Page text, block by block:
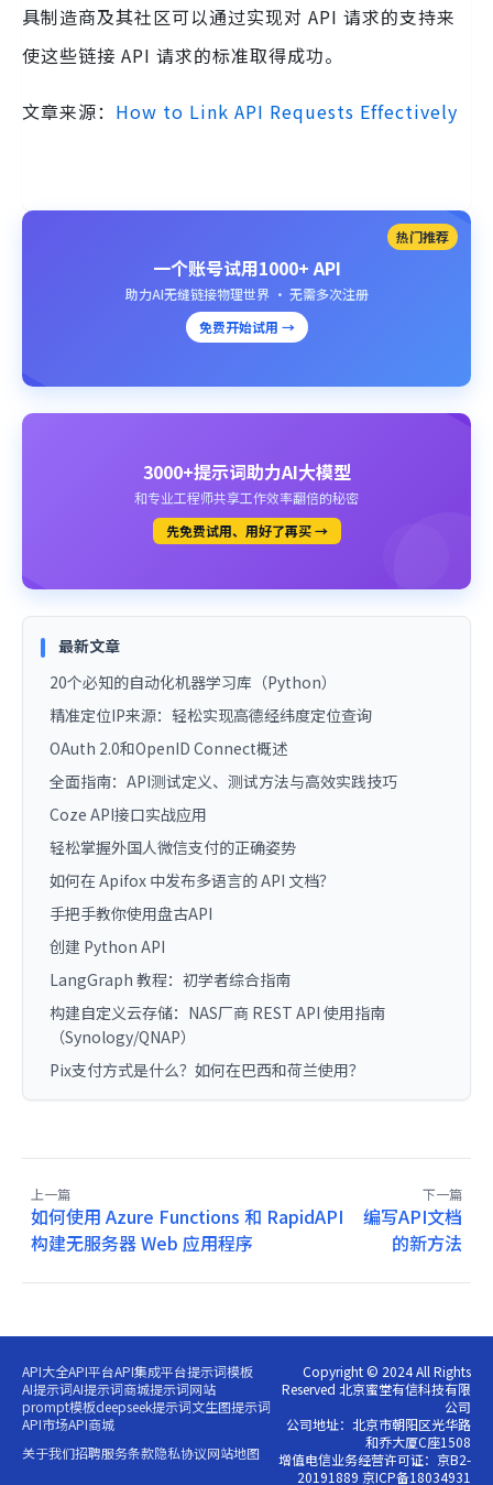
具制造商及其社区可以通过实现对 API 请求的支持来
使这些链接 API 请求的标准取得成功。
文章来源： How to Link API Requests Effectively
热门推荐
一个账号试用1000+ API
助力AI无缝链接物理世界 · 无需多次注册
免费开始试用 →
3000+提示词助力AI大模型
和专业工程师共享工作效率翻倍的秘密
先免费试用、用好了再买 →
最新文章
20个必知的自动化机器学习库（Python）
精准定位IP来源：轻松实现高德经纬度定位查询
OAuth 2.0和OpenID Connect概述
全面指南：API测试定义、测试方法与高效实践技巧
Coze API接口实战应用
轻松掌握外国人微信支付的正确姿势
如何在 Apifox 中发布多语言的 API 文档？
手把手教你使用盘古API
创建 Python API
LangGraph 教程：初学者综合指南
构建自定义云存储：NAS厂商 REST API 使用指南
（Synology/QNAP）
Pix支付方式是什么？如何在巴西和荷兰使用？
上一篇
如何使用 Azure Functions 和 RapidAPI
构建无服务器 Web 应用程序
下一篇
编写API文档
的新方法
API大全API平台API集成平台提示词模板
AI提示词AI提示词商城提示词网站
prompt模板deepseek提示词文生图提示词
API市场API商城
关于我们招聘服务条款隐私协议网站地图
Copyright © 2024 All Rights
Reserved 北京蜜堂有信科技有限
公司
公司地址：北京市朝阳区光华路
和乔大厦C座1508
增值电信业务经营许可证：京B2-
20191889 京ICP备18034931